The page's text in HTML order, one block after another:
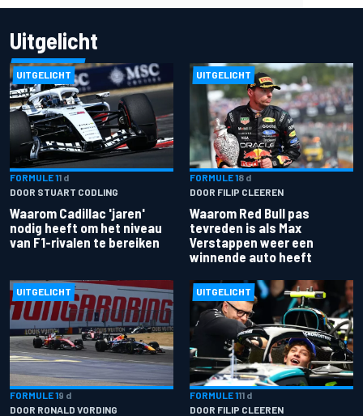
Uitgelicht
UITGELICHT
FORMULE 11 d
DOOR STUART CODLING
Waarom Cadillac 'jaren'
nodig heeft om het niveau
van F1-rivalen te bereiken
UITGELICHT
FORMULE 18 d
DOOR FILIP CLEEREN
Waarom Red Bull pas
tevreden is als Max
Verstappen weer een
winnende auto heeft
UITGELICHT
FORMULE 19 d
DOOR RONALD VORDING
UITGELICHT
FORMULE 111 d
DOOR FILIP CLEEREN